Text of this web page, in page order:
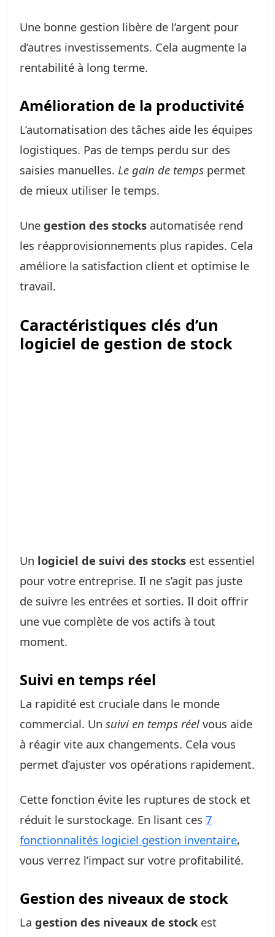
Une bonne gestion libère de l’argent pour
d’autres investissements. Cela augmente la
rentabilité à long terme.
Amélioration de la productivité
L’automatisation des tâches aide les équipes
logistiques. Pas de temps perdu sur des
saisies manuelles. Le gain de temps permet
de mieux utiliser le temps.
Une gestion des stocks automatisée rend
les réapprovisionnements plus rapides. Cela
améliore la satisfaction client et optimise le
travail.
Caractéristiques clés d’un
logiciel de gestion de stock
Un logiciel de suivi des stocks est essentiel
pour votre entreprise. Il ne s’agit pas juste
de suivre les entrées et sorties. Il doit offrir
une vue complète de vos actifs à tout
moment.
Suivi en temps réel
La rapidité est cruciale dans le monde
commercial. Un suivi en temps réel vous aide
à réagir vite aux changements. Cela vous
permet d’ajuster vos opérations rapidement.
Cette fonction évite les ruptures de stock et
réduit le surstockage. En lisant ces 7
fonctionnalités logiciel gestion inventaire,
vous verrez l’impact sur votre profitabilité.
Gestion des niveaux de stock
La gestion des niveaux de stock est